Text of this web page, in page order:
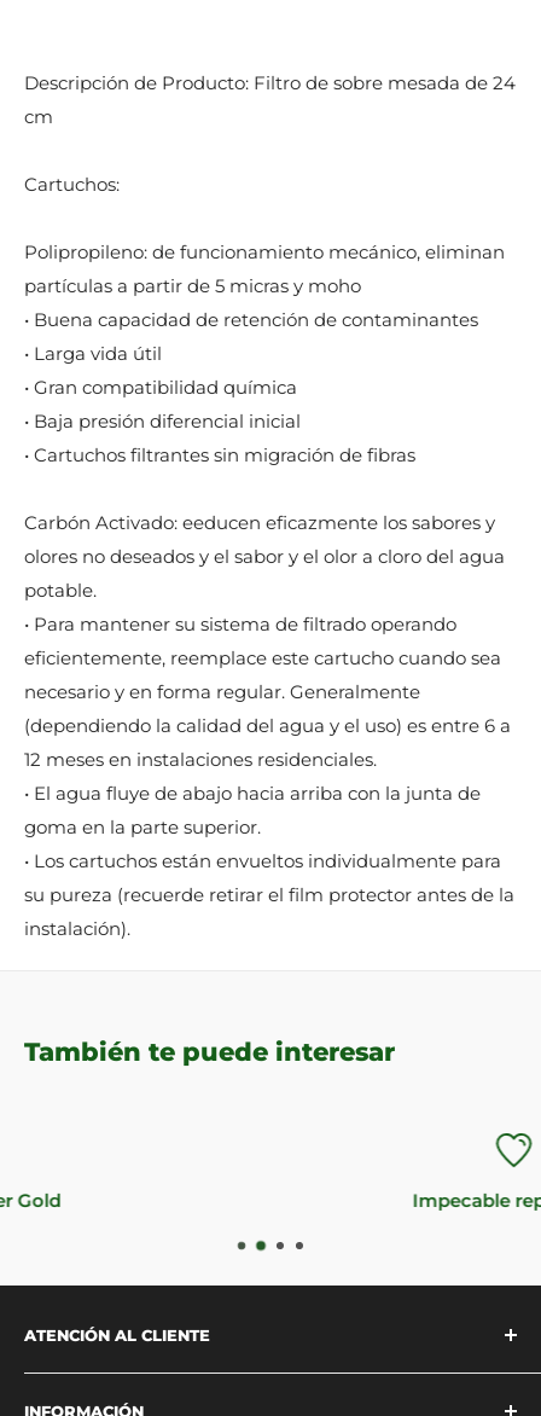
Descripción de Producto: Filtro de sobre mesada de 24
cm
Cartuchos:
Polipropileno: de funcionamiento mecánico, eliminan
partículas a partir de 5 micras y moho
• Buena capacidad de retención de contaminantes
• Larga vida útil
• Gran compatibilidad química
• Baja presión diferencial inicial
• Cartuchos filtrantes sin migración de fibras
Carbón Activado: eeducen eficazmente los sabores y
olores no deseados y el sabor y el olor a cloro del agua
potable.
• Para mantener su sistema de filtrado operando
eficientemente, reemplace este cartucho cuando sea
necesario y en forma regular. Generalmente
(dependiendo la calidad del agua y el uso) es entre 6 a
12 meses en instalaciones residenciales.
• El agua fluye de abajo hacia arriba con la junta de
goma en la parte superior.
• Los cartuchos están envueltos individualmente para
su pureza (recuerde retirar el film protector antes de la
instalación).
También te puede interesar
ATENCIÓN AL CLIENTE
Estamos disponibles para atenderte
INFORMACIÓN